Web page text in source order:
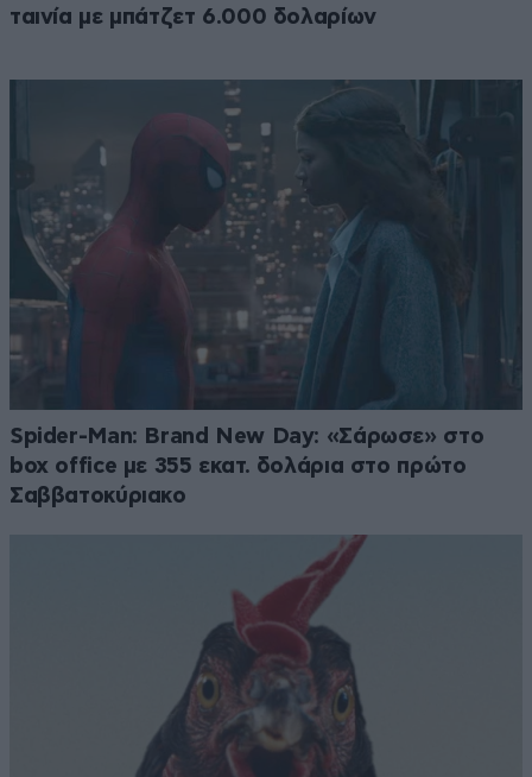
ταινία με μπάτζετ 6.000 δολαρίων
Spider-Man: Brand New Day: «Σάρωσε» στο
box office με 355 εκατ. δολάρια στο πρώτο
Σαββατοκύριακο